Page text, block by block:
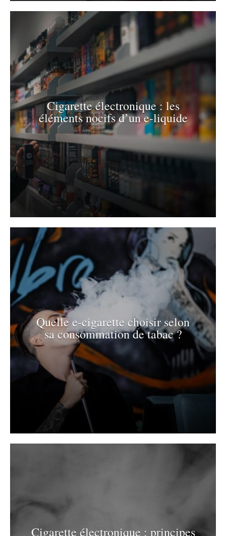
Cigarette électronique : les
éléments nocifs d’un e-liquide
Quelle e-cigarette choisir selon
sa consommation de tabac ?
Cigarette électronique : principes